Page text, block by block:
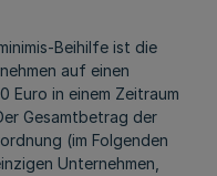
Beihilfe ist die
auf einen
in einem Zeitraum
Gesamtbetrag der
(im Folgenden
Unternehmen,